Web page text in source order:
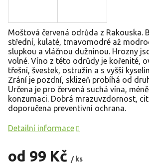
od 99 Kč / ks
Moštová červená odrůda z Rakouska.
střední, kulaté, tmavomodré až
slupkou a vláčnou dužninou. Hrozny
volné. Víno z této odrůdy je kořenité,
třešní, švestek, ostružin a s vyšší
Zrání je pozdní, sklizeň probíhá od
Určena je pro červená suchá vína,
konzumaci. Dobrá mrazuvzdornost,
doporučena preventivní ochrana.
Detailní informace